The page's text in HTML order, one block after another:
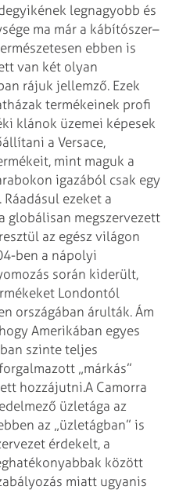
legnagyobb és
ma már a kábítószer–
ebben is
van két olyan
rájuk jellemző. Ezek
termékeinek profi
klánok üzemei képesek
a Versace,
mint maguk a
igazából csak egy
ezeket a
globálisan megszervezett
az egész világon
ben a nápolyi
során kiderült,
Londontól
országában árulták. Ám
Amerikában egyes
szinte teljes
„márkás”
hozzájutni.A Camorra
üzletága az
az „üzletágban” is
érdekelt, a
között
miatt ugyanis